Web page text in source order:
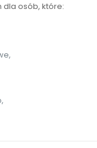
dla osób, które: